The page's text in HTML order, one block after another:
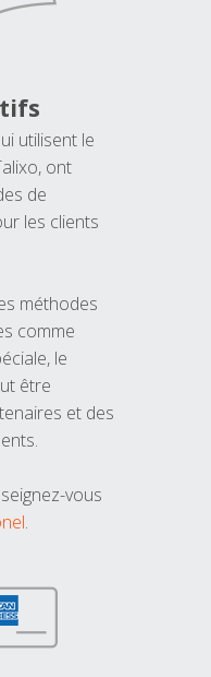
utilisent le
ont
de
les clients
méthodes
comme
le
être
et des
vous
.